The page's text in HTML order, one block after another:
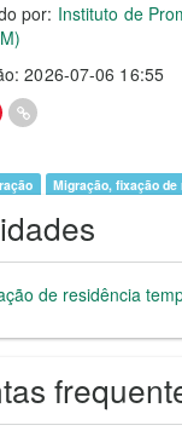
por: Instituto de
2026-07-06 16:55
Migração, fixação de
de residência